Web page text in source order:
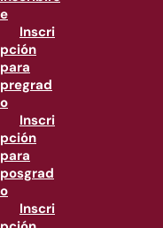
e
Inscri
pción
para
pregrad
o
Inscri
pción
para
posgrad
o
Inscri